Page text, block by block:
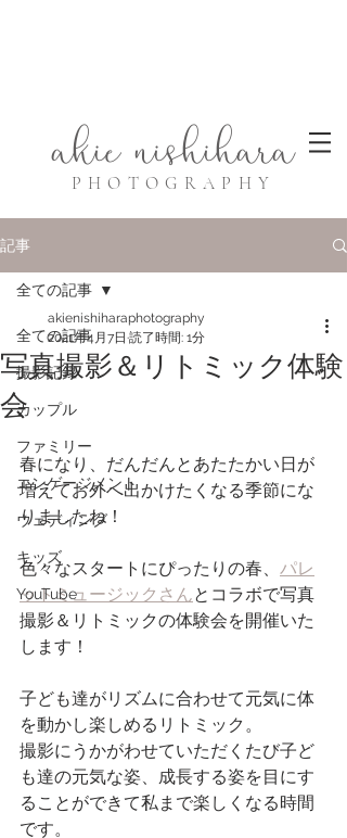
akienishihara
P HOTOG RA P HY
記事
全ての記事
撮影記録
カップル
ファミリー
エンゲージメント
ウェディング
キッズ
YouTube
全ての記事
写真撮影＆リトミック体験
会
akienishiharaphotography
2021年4月7日 読了時間: 1分
春になり、だんだんとあたたかい日が
増えてお外へ出かけたくなる季節にな
りましたね！
色々なスタートにぴったりの春、 パレ
ットミュージックさんとコラボで写真
撮影＆リトミックの体験会を開催いた
します！
子ども達がリズムに合わせて元気に体
を動かし楽しめるリトミック。
撮影にうかがわせていただくたび子ど
も達の元気な姿、成長する姿を目にす
ることができて私まで楽しくなる時間
です。